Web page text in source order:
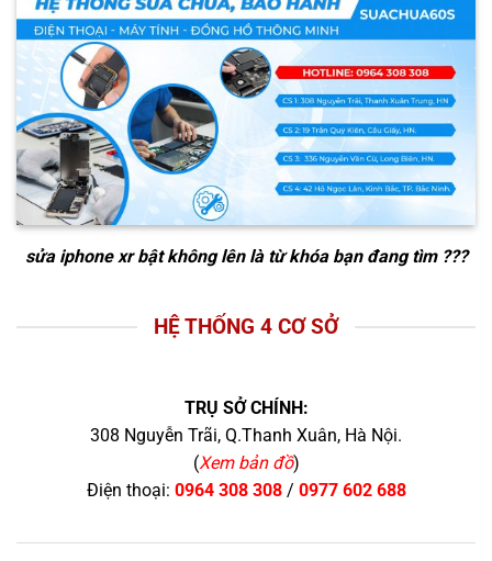
sửa iphone xr bật không lênlà từ khóa bạn đang tìm ???
HỆ THỐNG 4 CƠ SỞ
TRỤ SỞ CHÍNH:
308 Nguyễn Trãi, Q.Thanh Xuân, Hà Nội.
(Xem bản đồ)
Điện thoại: 0964 308 308/ 0977 602 688